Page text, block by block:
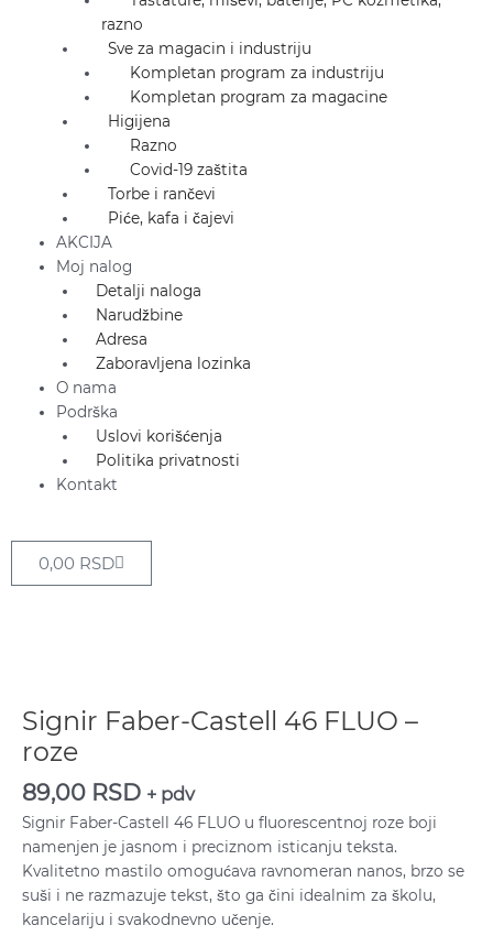
razno
Sve za magacin i industriju
Kompletan program za industriju
Kompletan program za magacine
Higijena
Razno
Covid-19 zaštita
Torbe i rančevi
Piće, kafa i čajevi
AKCIJA
Moj nalog
Detalji naloga
Narudžbine
Adresa
Zaboravljena lozinka
O nama
Podrška
Uslovi korišćenja
Politika privatnosti
Kontakt
0,00 RSDCart
Signir Faber-Castell 46 FLUO –
roze
89,00 RSD + pdv
Signir Faber-Castell 46 FLUO u fluorescentnoj roze boji
namenjen je jasnom i preciznom isticanju teksta.
Kvalitetno mastilo omogućava ravnomeran nanos, brzo se
suši i ne razmazuje tekst, što ga čini idealnim za školu,
kancelariju i svakodnevno učenje.
Castell
46
FLUO
–
roze
količina